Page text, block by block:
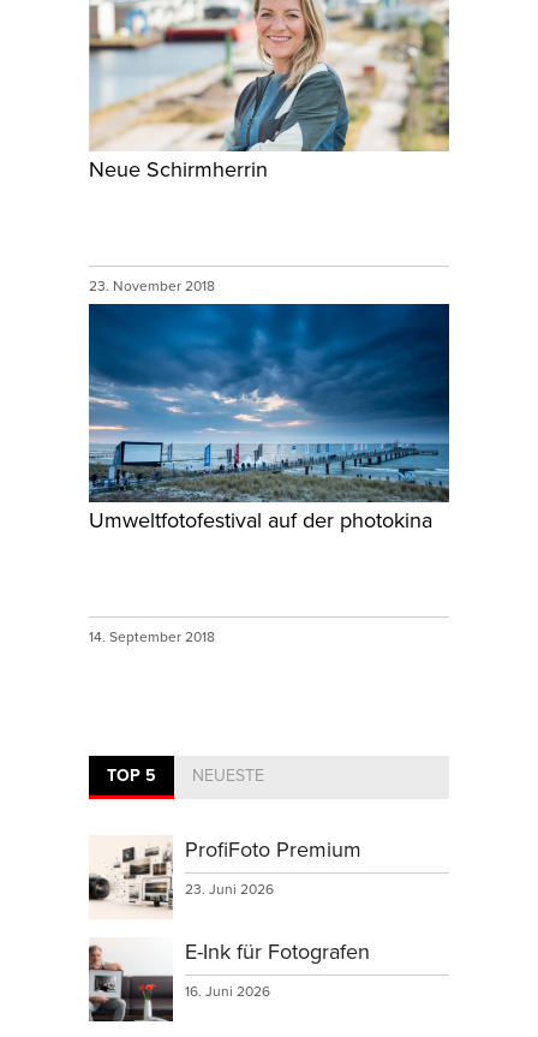
Neue Schirmherrin
23. November 2018
Umweltfotofestival auf der photokina
14. September 2018
TOP 5 NEUESTE
ProfiFoto Premium
23. Juni 2026
E-Ink für Fotografen
16. Juni 2026